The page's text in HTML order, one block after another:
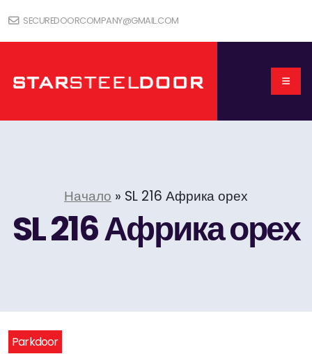
SECUREDOORCOMPANY@GMAIL.COM
Начало » SL 216 Африка орех
SL 216 Африка орех
Parkdoor